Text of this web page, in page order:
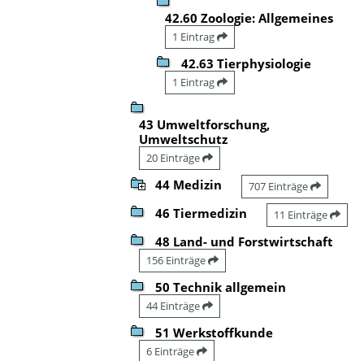
42.60 Zoologie: Allgemeines
1 Eintrag
42.63 Tierphysiologie
1 Eintrag
43 Umweltforschung,
Umweltschutz
20 Einträge
44 Medizin 707 Einträge
46 Tiermedizin 11 Einträge
48 Land- und Forstwirtschaft
156 Einträge
50 Technik allgemein
44 Einträge
51 Werkstoffkunde
6 Einträge